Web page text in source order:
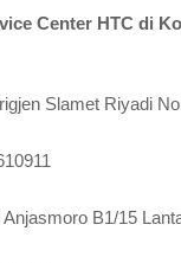
Center HTC di
Slamet Riyadi
B1/15